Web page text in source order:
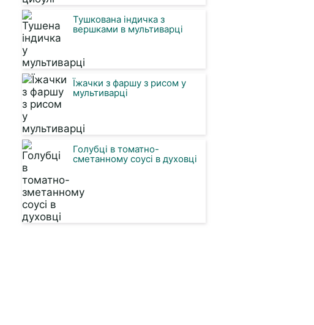
Тушкована індичка з
вершками в мультиварці
Їжачки з фаршу з рисом у
мультиварці
Голубці в томатно-
сметанному соусі в духовці